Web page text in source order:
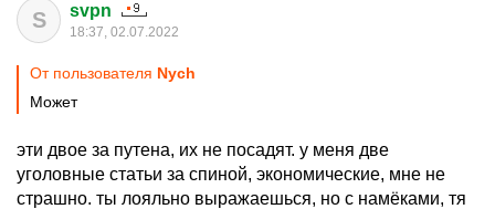
S svpn
18:37, 02.07.2022
От пользователя Nych
Может
эти двое за путена, их не посадят. у меня две
уголовные статьи за спиной, экономические, мне не
страшно. ты лояльно выражаешься, но с намёками, тя